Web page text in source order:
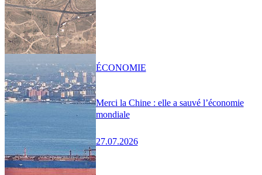
Merci la Chine : elle a sauvé l’économie
mondiale
27.07.2026
ÉCONOMIE